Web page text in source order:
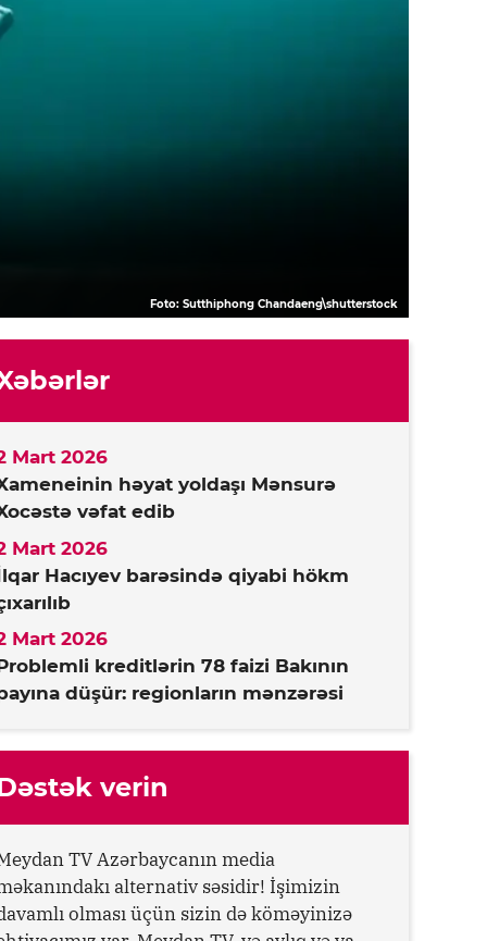
Foto: Sutthiphong Chandaeng\shutterstock
həyat yoldaşı Mənsurə
vəfat edib
Mart 2026
Hacıyev barəsində qiyabi hökm
Mart 2026
kreditlərin 78 faizi Bakının
düşür: regionların mənzərəsi
Mart 2026
verin
TV Azərbaycanın media
alternativ səsidir! İşimizin
olması üçün sizin də köməyinizə